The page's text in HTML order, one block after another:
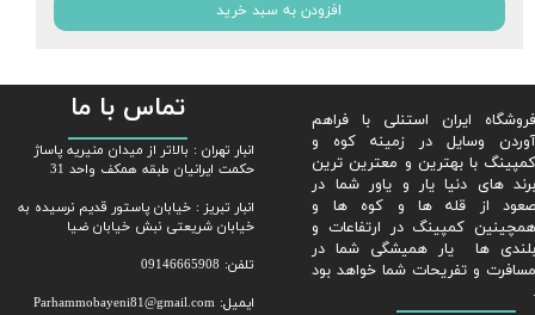
افزودن به سبد خرید
ایران استنلی با فراهم
وسایل در زمینه کوه و
با بهترین و معترین ترین
های دنیا یار و یاور شما در
از قله ها و کوه ها و
کمپینگ در ارتفاعات و
ها یار همیشگی شما در
و تفریحات شما خواهد بود
تماس با ما
​​انبار تهران : بالاتر از میدان منیریه پاساژ
حکمت ایرانیان طبقه همکف واحد 31
​​​​​​​انبار تبریز : خیابان پاستور قدیم نرسیده به
خیابان شریعتی نبش خیابان ضیا
تلفن: 09146665908
ایمیل: Parhammobayeni81@gmail.com​​​​​​​